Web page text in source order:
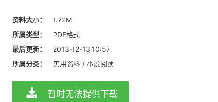
资料大小：
1.72M
所属类型：
PDF格式
最后更新：
2013-12-13 10:57
所属分类：
实用资料 / 小说阅读
暂时无法提供下载